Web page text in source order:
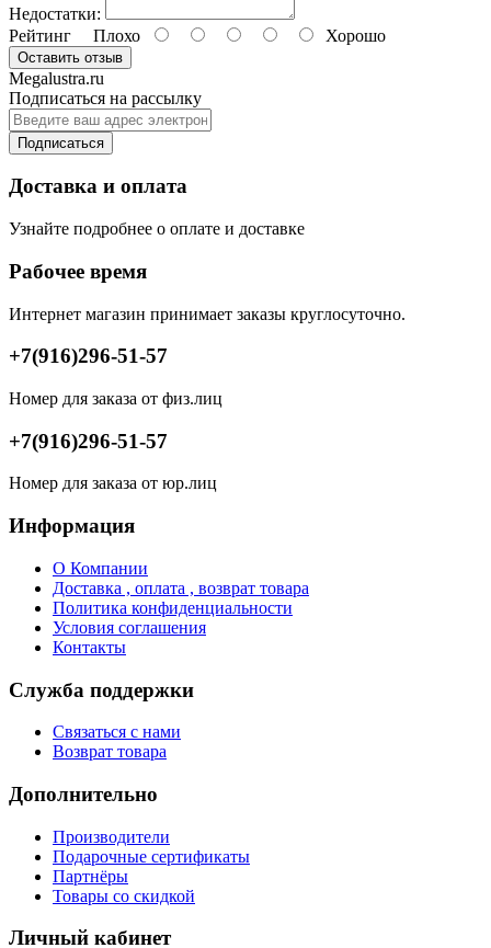
Недостатки:
Рейтинг Плохо Хорошо
Оставить отзыв
Megalustra.ru
Подписаться на рассылку
Подписаться
Доставка и оплата
Узнайте подробнее о оплате и доставке
Рабочее время
Интернет магазин принимает заказы круглосуточно.
+7(916)296-51-57
Номер для заказа от физ.лиц
+7(916)296-51-57
Номер для заказа от юр.лиц
Информация
О Компании
Доставка , оплата , возврат товара
Политика конфиденциальности
Условия соглашения
Контакты
Служба поддержки
Связаться с нами
Возврат товара
Дополнительно
Производители
Подарочные сертификаты
Партнёры
Товары со скидкой
Личный кабинет